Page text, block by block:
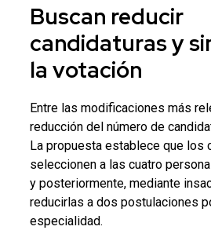
Buscan reducir
candidaturas y
la votación
Entre las modificaciones más
reducción del número de
La propuesta establece que los
seleccionen a las cuatro
y posteriormente, mediante
reducirlas a dos postulaciones
especialidad.